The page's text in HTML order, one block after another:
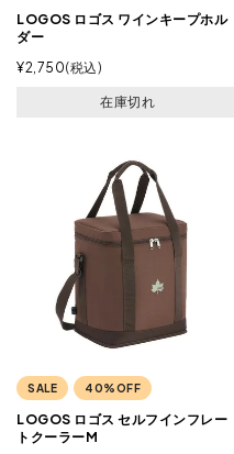
LOGOS ロゴス ワインキープホル
ダー
¥2,750 税込
在庫切れ
SALE 40%OFF
LOGOS ロゴス セルフインフレー
トクーラーM